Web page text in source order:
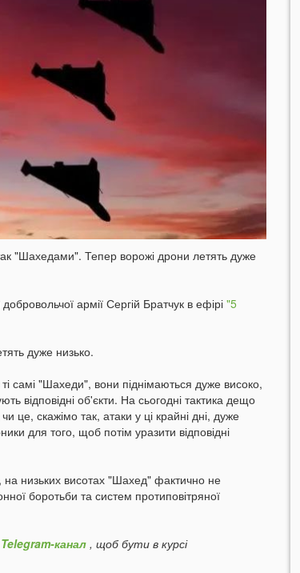
"Шахедами". Тепер ворожі дрони летять дуже
армії Сергій Братчук в ефірі "5
дуже низько.
самі "Шахеди", вони піднімаються дуже високо,
відповідні об'єкти. На сьогодні тактика дещо
це, скажімо так, атаки у ці крайні дні, дуже
для того, щоб потім уразити відповідні
низьких висотах "Шахед" фактично не
боротьби та систем протиповітряної
Telegram-канал , щоб бути в курсі